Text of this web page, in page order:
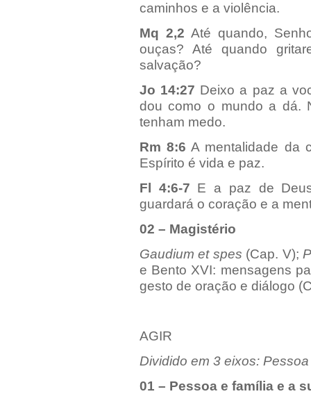
caminhos e a violência.
Mq 2,2 Até quando,
ouças? Até quando
salvação?
Jo 14:27 Deixo a paz a
dou como o mundo a dá.
tenham medo.
Rm 8:6 A mentalidade da
Espírito é vida e paz.
Fl 4:6-7 E a paz de
guardará o coração e a
02 – Magistério
Gaudium et spes (Cap. V);
e Bento XVI: mensagens
gesto de oração e diálogo
AGIR
Dividido em 3 eixos:
01 – Pessoa e família e a